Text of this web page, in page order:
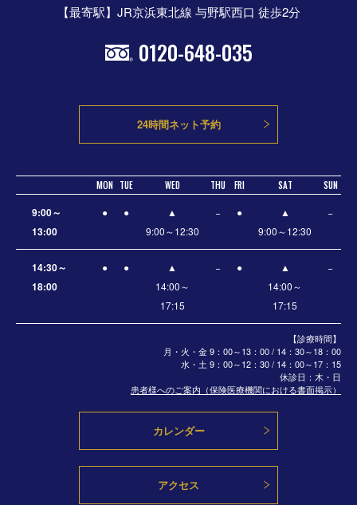
【最寄駅】JR京浜東北線 与野駅西口 徒歩2分
0120-648-035
24時間ネット予約
MON TUE WED THU FRI SAT SUN
【診療時間】
月・火・金 9：00～13：00 / 14：30～18：00
水・土 9：00～12：30 / 14：00～17：15
休診日：木・日
患者様へのご案内（保険医療機関における書面掲示）
9:00～
13:00
● ●
▲
9:00～12:30
− ●
▲
9:00～12:30
−
14:30～
18:00
● ●
▲
14:00～
17:15
− ●
▲
14:00～
17:15
−
カレンダー
アクセス